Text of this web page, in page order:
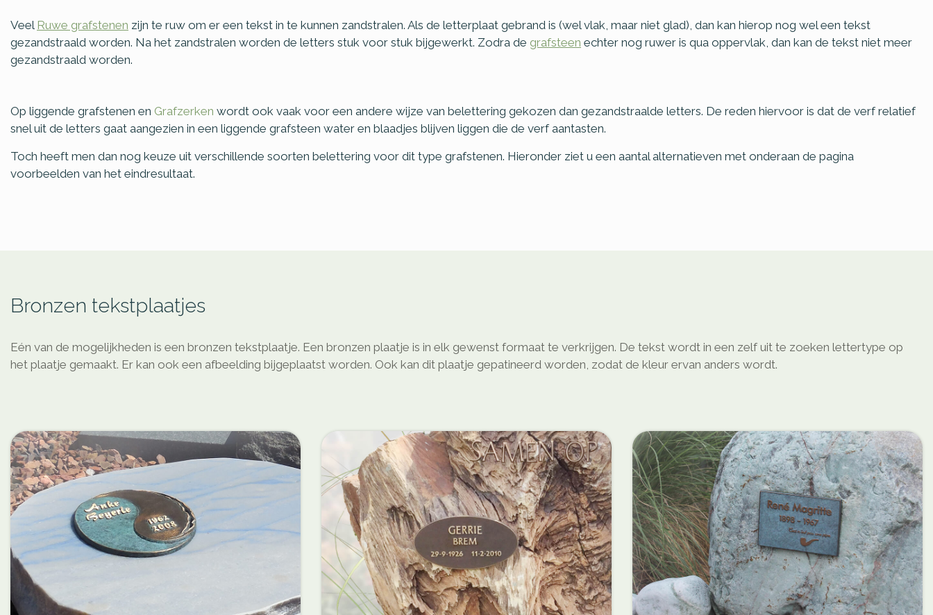
Veel Ruwe grafstenen zijn te ruw om er een tekst in te kunnen zandstralen. Als de letterplaat gebrand is (wel vlak, maar niet glad), dan kan hierop nog wel een tekst
gezandstraald worden. Na het zandstralen worden de letters stuk voor stuk bijgewerkt. Zodra de grafsteen echter nog ruwer is qua oppervlak, dan kan de tekst niet meer
gezandstraald worden.
Op liggende grafstenen en Grafzerken wordt ook vaak voor een andere wijze van belettering gekozen dan gezandstraalde letters. De reden hiervoor is dat de verf relatief
snel uit de letters gaat aangezien in een liggende grafsteen water en blaadjes blijven liggen die de verf aantasten.
Toch heeft men dan nog keuze uit verschillende soorten belettering voor dit type grafstenen. Hieronder ziet u een aantal alternatieven met onderaan de pagina
voorbeelden van het eindresultaat.
Bronzen tekstplaatjes
Eén van de mogelijkheden is een bronzen tekstplaatje. Een bronzen plaatje is in elk gewenst formaat te verkrijgen. De tekst wordt in een zelf uit te zoeken lettertype op
het plaatje gemaakt. Er kan ook een afbeelding bijgeplaatst worden. Ook kan dit plaatje gepatineerd worden, zodat de kleur ervan anders wordt.